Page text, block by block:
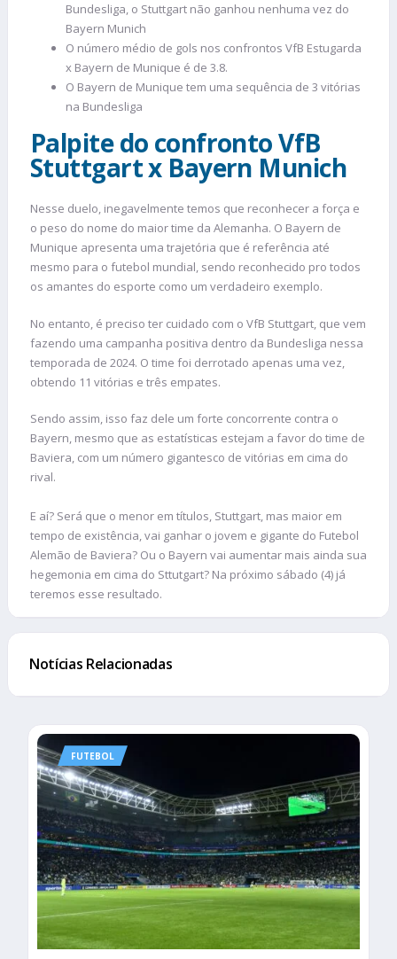
Bundesliga, o Stuttgart não ganhou nenhuma vez do
Bayern Munich
O número médio de gols nos confrontos VfB Estugarda
x Bayern de Munique é de 3.8.
O Bayern de Munique tem uma sequência de 3 vitórias
na Bundesliga
Palpite do confronto VfB
Stuttgart x Bayern Munich
Nesse duelo, inegavelmente temos que reconhecer a força e
o peso do nome do maior time da Alemanha. O Bayern de
Munique apresenta uma trajetória que é referência até
mesmo para o futebol mundial, sendo reconhecido pro todos
os amantes do esporte como um verdadeiro exemplo.
No entanto, é preciso ter cuidado com o VfB Stuttgart, que vem
fazendo uma campanha positiva dentro da Bundesliga nessa
temporada de 2024. O time foi derrotado apenas uma vez,
obtendo 11 vitórias e três empates.
Sendo assim, isso faz dele um forte concorrente contra o
Bayern, mesmo que as estatísticas estejam a favor do time de
Baviera, com um número gigantesco de vitórias em cima do
rival.
E aí? Será que o menor em títulos, Stuttgart, mas maior em
tempo de existência, vai ganhar o jovem e gigante do Futebol
Alemão de Baviera? Ou o Bayern vai aumentar mais ainda sua
hegemonia em cima do Sttutgart? Na próximo sábado (4) já
teremos esse resultado.
Notícias Relacionadas
FUTEBOL